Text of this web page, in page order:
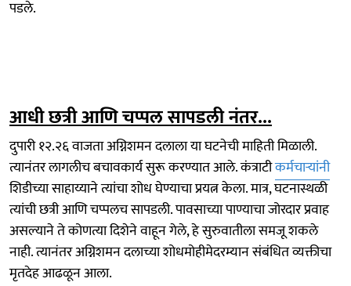
पडले.
आधी छत्री आणि चप्पल सापडली नंतर...
दुपारी १२.२६ वाजता अग्निशमन दलाला या घटनेची माहिती मिळाली.
त्यानंतर लागलीच बचावकार्य सुरू करण्यात आले. कंत्राटीकर्मचाऱ्यांनी
शिडीच्या साहाय्याने त्यांचा शोध घेण्याचा प्रयत्न केला. मात्र, घटनास्थळी
त्यांची छत्री आणि चप्पलच सापडली. पावसाच्या पाण्याचा जोरदार प्रवाह
असल्याने ते कोणत्या दिशेने वाहून गेले, हे सुरुवातीला समजू शकले
नाही. त्यानंतर अग्निशमन दलाच्या शोधमोहीमेदरम्यान संबंधित व्यक्तीचा
मृतदेह आढळून आला.